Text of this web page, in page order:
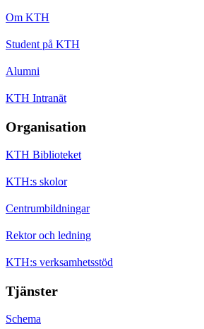
Om KTH
Student på KTH
Alumni
KTH Intranät
Organisation
KTH Biblioteket
KTH:s skolor
Centrumbildningar
Rektor och ledning
KTH:s verksamhetsstöd
Tjänster
Schema